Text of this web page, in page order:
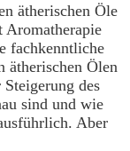
ätherischen Öle
Aromatherapie
fachkenntliche
ätherischen Ölen
des
sind und wie
Aber